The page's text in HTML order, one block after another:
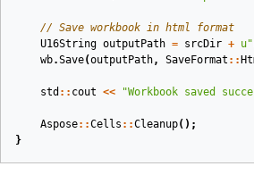
// Save workbook in html format
U16String outputPath = srcDir + u
wb.Save(outputPath, SaveFormat ::
std :: cout << "Workbook saved
Aspose::Cells ::Cleanup();
}